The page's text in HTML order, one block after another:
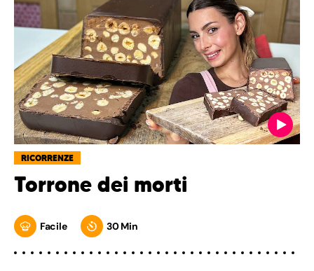
RICORRENZE
Torrone dei morti
Facile 30 Min